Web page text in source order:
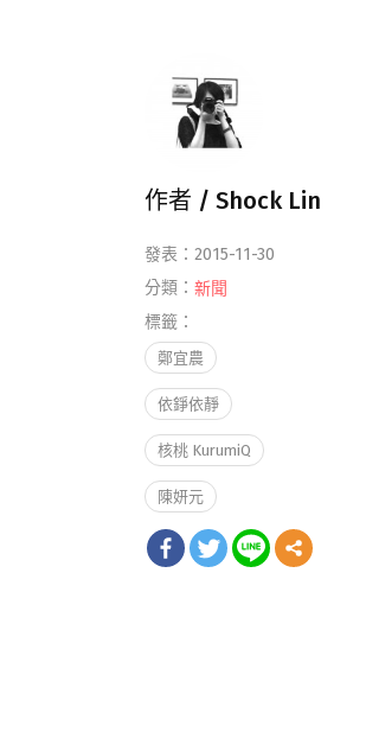
作者 / Shock Lin
發表：2015-11-30
分類： 新聞
標籤：
鄭宜農
依錚依靜
核桃 KurumiQ
陳妍元